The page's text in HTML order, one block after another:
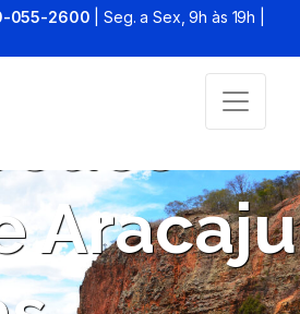
055-2600 | Seg. a Sex, 9h às 19h |
Aracaju